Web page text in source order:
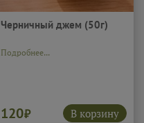
Черничный джем (50г)
Подробнее...
120₽ В корзину